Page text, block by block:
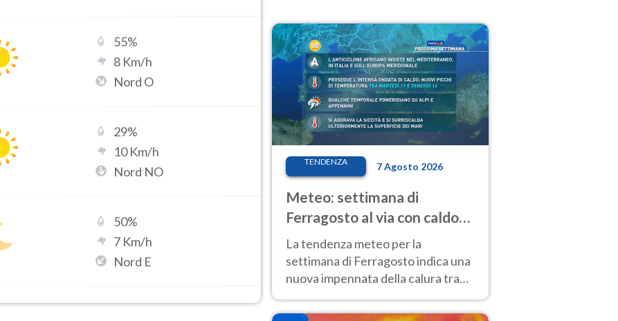
55%
8 Km/h
Nord O
29%
10Km/h
Nord NO
50%
7 Km/h
Nord E
TENDENZA 7 Agosto 2026
Meteo: settimana di
Ferragosto al via con caldo
intenso e qualche temporale
La tendenza meteo per la
settimana di Ferragosto indica una
nuova impennata della calura tra
anche al Nord.